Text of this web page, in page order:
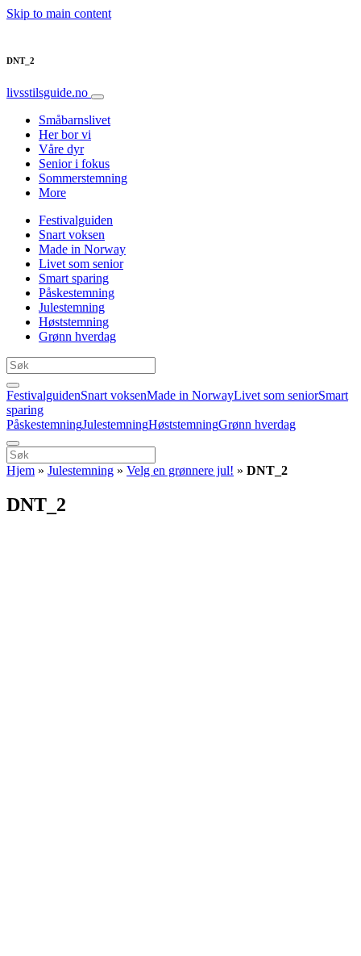
Skip to main content
DNT_2
livsstilsguide.no
Småbarnslivet
Her bor vi
Våre dyr
Senior i fokus
Sommerstemning
More
Festivalguiden
Snart voksen
Made in Norway
Livet som senior
Smart sparing
Påskestemning
Julestemning
Høststemning
Grønn hverdag
FestivalguidenSnart voksenMade in NorwayLivet som seniorSmart
sparing
PåskestemningJulestemningHøststemningGrønn hverdag
Hjem » Julestemning » Velg en grønnere jul! » DNT_2
DNT_2